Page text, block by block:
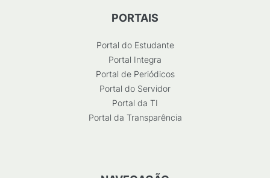
PORTAIS
Portal do Estudante
Portal Integra
Portal de Periódicos
Portal do Servidor
Portal da TI
Portal da Transparência